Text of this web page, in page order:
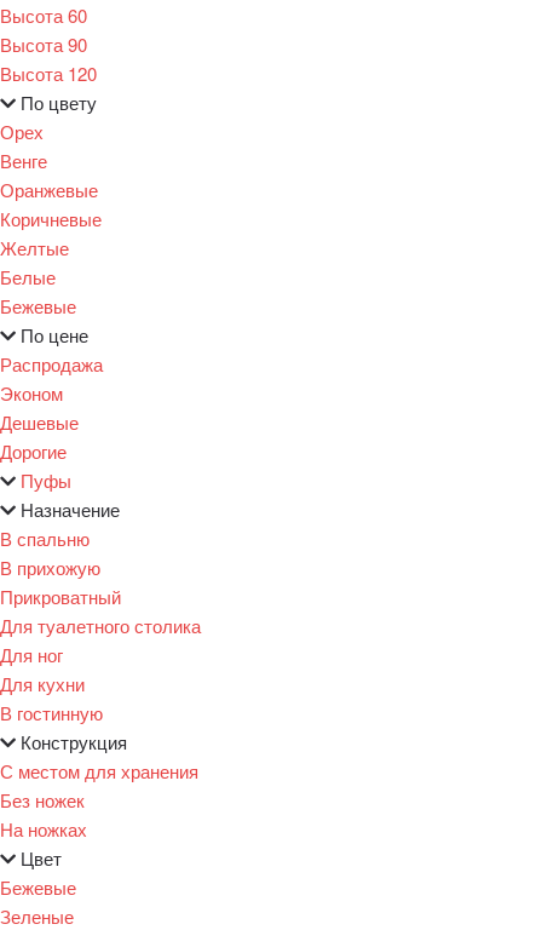
Высота 60
Высота 90
Высота 120
По цвету
Орех
Венге
Оранжевые
Коричневые
Желтые
Белые
Бежевые
По цене
Распродажа
Эконом
Дешевые
Дорогие
Пуфы
Назначение
В спальню
В прихожую
Прикроватный
Для туалетного столика
Для ног
Для кухни
В гостинную
Конструкция
С местом для хранения
Без ножек
На ножках
Цвет
Бежевые
Зеленые